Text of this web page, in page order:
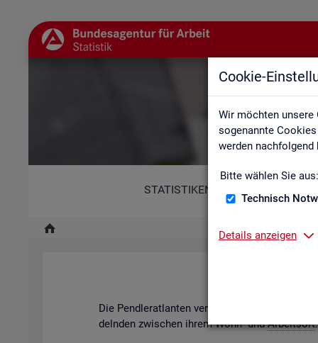
Cookie-
Wir möchten unsere
sogenannte
werden
Bitte wählen Sie aus:
Technisch
Details anzeigen
STATISTIKEN
Die Pend­ler­at­lan­ten ver­an­schau­li­chen mit
deln­den zwi­schen ihrem Wohn- undAr­beits­ort